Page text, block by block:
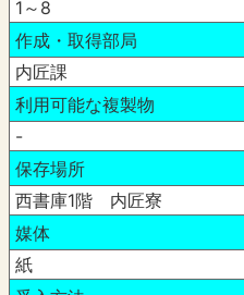
1～8
作成・取得部局
内匠課
利用可能な複製物
-
保存場所
西書庫1階 内匠寮
媒体
紙